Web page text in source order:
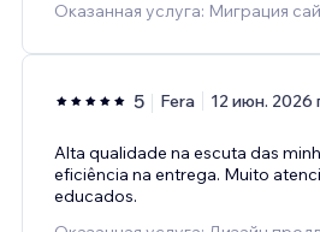
Оказанная услуга: Миграция
5 Fera 12 июн. 2026
Alta qualidade na escuta das
eficiência na entrega. Muito
educados.